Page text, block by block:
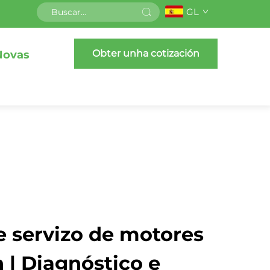
GL
Obter unha cotización
servizo de motores
| Diagnóstico e